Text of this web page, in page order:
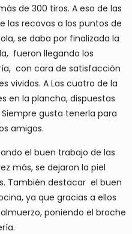
de 300 tiros. A eso de las
las recovas a los puntos de
se daba por finalizada la
fueron llegando los
con cara de satisfacción
vividos. A Las cuatro de la
en la plancha, dispuestas
gusta tenerla para
amigos.
el buen trabajo de las
más, se dejaron la piel
También destacar el buen
ya que gracias a ellos
poniendo el broche